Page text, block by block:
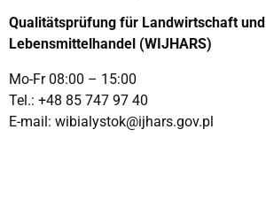
Qualitätsprüfung für Landwirtschaft und
Lebensmittelhandel (WIJHARS)
Mo-Fr 08:00 – 15:00
Tel.: +48 85 747 97 40
E-mail: wibialystok@ijhars.gov.pl